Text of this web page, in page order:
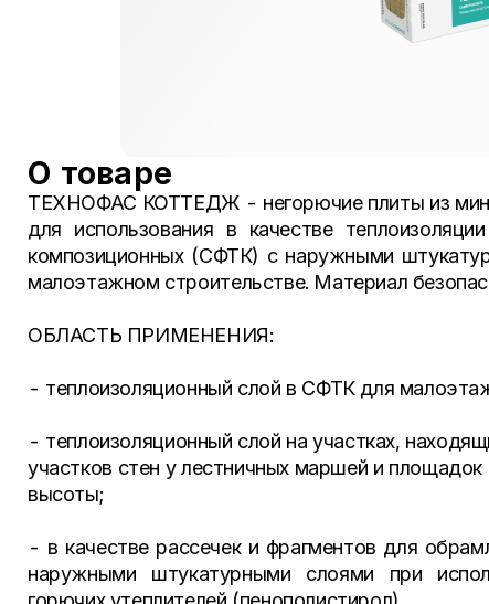
О товаре
ТЕХНОФАС КОТТЕДЖ - негорючие плиты из
для использования в качестве
композиционных (СФТК) с наружными
малоэтажном строительстве. Материал
ОБЛАСТЬ ПРИМЕНЕНИЯ:
- теплоизоляционный слой в СФТК для
- теплоизоляционный слой на участках,
участков стен у лестничных маршей и
высоты;
- в качестве рассечек и фрагментов для
наружными штукатурными слоями при